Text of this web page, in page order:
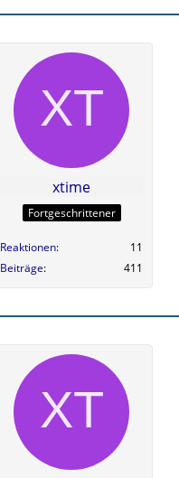
xtime
Fortgeschrittener
Reaktionen
11
Beiträge
411